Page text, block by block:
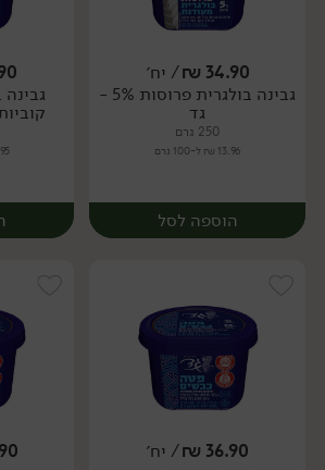
יח׳
34.90
₪/ יח׳
גבינה בולגרית פרוסות 5% -
גד
250 גרם
13.96 ₪ ל-100 גרם
הוספה לסל
קוביות
14.95
36.90
₪/ יח׳